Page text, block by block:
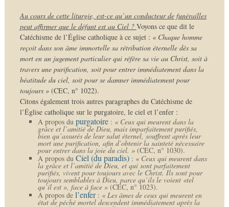
Au cours de cette liturgie, est-ce qu’un conducteur de funérailles
peut affirmer que le défunt est au Ciel ? Voyons ce que dit le
Catéchisme de l’Église catholique à ce sujet : « Chaque homme
reçoit dans son âme immortelle sa rétribution éternelle dès sa
mort en un jugement particulier qui réfère sa vie au Christ, soit à
travers une purification, soit pour entrer immédiatement dans la
béatitude du ciel, soit pour se damner immédiatement pour
toujours »(CEC, n° 1022).
Citons également trois autres paragraphes du Catéchisme de
l’Église catholique sur le purgatoire, le ciel et l’enfer :
A propos dupurgatoire: « Ceux qui meurent dans la
grâce et l’amitié de Dieu, mais imparfaitement purifiés,
bien qu’assurés de leur salut éternel, souffrent après leur
mort une purification, afin d’obtenir la sainteté nécessaire
pour entrer dans la joie du ciel. »(CEC, n° 1030).
A propos duCiel (du paradis): « Ceux qui meurent dans
la grâce et l’amitié de Dieu, et qui sont parfaitement
purifiés, vivent pour toujours avec le Christ. Ils sont pour
toujours semblables à Dieu, parce qu’ils le voient «tel
qu’il est », face à face »(CEC, n° 1023).
A propos del’enfer: « Les âmes de ceux qui meurent en
état de péché mortel descendent immédiatement après la